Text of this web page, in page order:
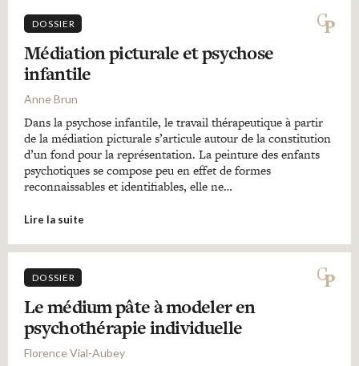
DOSSIER
Médiation picturale et psychose
infantile
Anne Brun
Dans la psychose infantile, le travail thérapeutique à partir
de la médiation picturale s’articule autour de la constitution
d’un fond pour la représentation. La peinture des enfants
psychotiques se compose peu en effet de formes
reconnaissables et identifiables, elle ne…
Lire la suite
DOSSIER
Le médium pâte à modeler en
psychothérapie individuelle
Florence Vial-Aubey